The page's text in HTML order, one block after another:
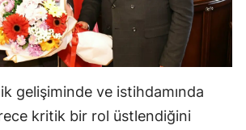
Nevşehir
Rize
gelişiminde ve istihdamında
kritik bir rol üstlendiğini